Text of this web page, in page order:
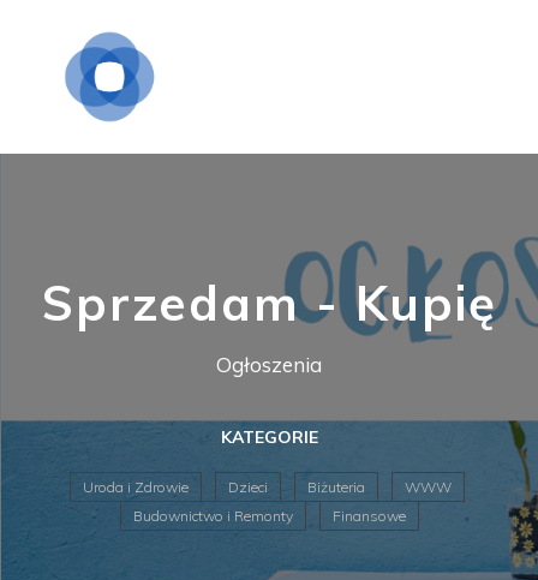
Sprzedam - Kupię
Ogłoszenia
KATEGORIE
Uroda i Zdrowie Dzieci Biżuteria
WWW
Budownictwo i Remonty
Finansowe